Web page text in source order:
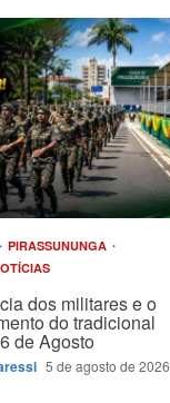
PIRASSUNUNGA
dos militares e o
do tradicional
6 de Agosto
5 de agosto de 2026